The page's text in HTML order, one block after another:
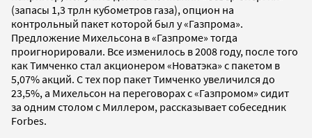
(запасы 1,3 трлн кубометров газа), опцион на
контрольный пакет которой был у «Газпрома».
Предложение Михельсона в «Газпроме» тогда
проигнорировали. Все изменилось в 2008 году, после того
как Тимченко стал акционером «Новатэка» с пакетом в
5,07% акций. С тех пор пакет Тимченко увеличился до
23,5%, а Михельсон на переговорах с «Газпромом» сидит
за одним столом с Миллером, рассказывает собеседник
Forbes.